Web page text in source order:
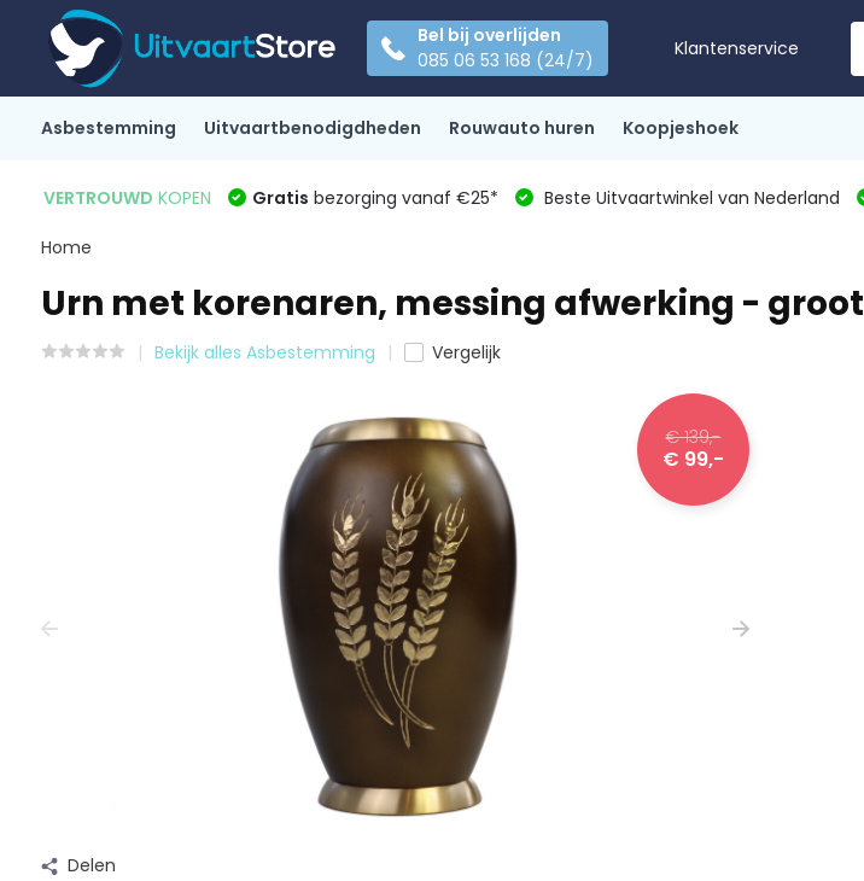
Bel bij overlijden
085 06 53 168 (24/7)
Klantenservice
Asbestemming Uitvaartbenodigdheden Rouwauto huren Koopjeshoek
VERTROUWD KOPEN Gratis bezorging vanaf €25* Beste Uitvaartwinkel van Nederland
Home
Urn met korenaren, messing afwerking - groot
Bekijk alles Asbestemming Vergelijk
€ 139,-
€ 99,-
Delen